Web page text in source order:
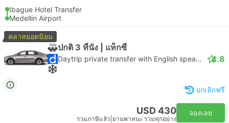
Ibague Hotel Transfer
Medellin Airport
คลาสยอดนิยม
ปกติ 3 ที่นั่ง | แท็กซี่
Daytrip private transfer with English speaking driver 4.8
ยกเลิกฟรี
USD 430
รวมภาษีแล้ว ยานพาหนะ รวมทุกอย่าง
จองเลย